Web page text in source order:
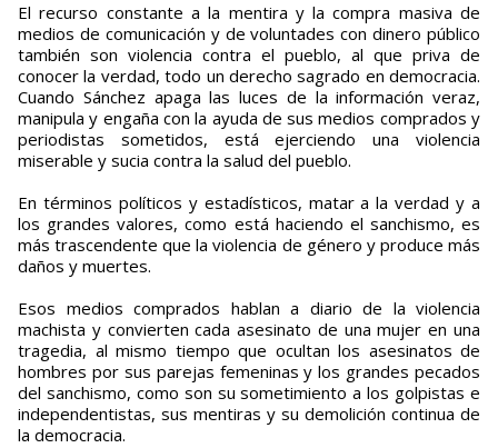
El recurso constante a la mentira y la compra masiva de
medios de comunicación y de voluntades con dinero público
también son violencia contra el pueblo, al que priva de
conocer la verdad, todo un derecho sagrado en democracia.
Cuando Sánchez apaga las luces de la información veraz,
manipula y engaña con la ayuda de sus medios comprados y
periodistas sometidos, está ejerciendo una violencia
miserable y sucia contra la salud del pueblo.
En términos políticos y estadísticos, matar a la verdad y a
los grandes valores, como está haciendo el sanchismo, es
más trascendente que la violencia de género y produce más
daños y muertes.
Esos medios comprados hablan a diario de la violencia
machista y convierten cada asesinato de una mujer en una
tragedia, al mismo tiempo que ocultan los asesinatos de
hombres por sus parejas femeninas y los grandes pecados
del sanchismo, como son su sometimiento a los golpistas e
independentistas, sus mentiras y su demolición continua de
la democracia.